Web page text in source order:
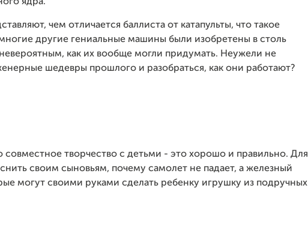
чем отличается баллиста от катапульты, что такое
другие гениальные машины были изобретены в столь
как их вообще могли придумать. Неужели не
шедевры прошлого и разобраться, как они работают?
совместное творчество с детьми - это хорошо и правильно. Для
своим сыновьям, почему самолет не падает, а железный
могут своими руками сделать ребенку игрушку из подручных